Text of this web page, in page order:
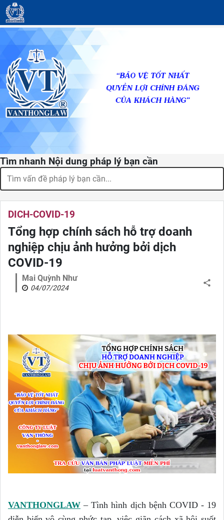
Tìm nhanh Nội dung pháp lý bạn cần
DICH-COVID-19
Tổng hợp chính sách hỗ trợ doanh
nghiệp chịu ảnh hưởng bởi dịch
COVID-19
Mai Quỳnh Như
04/07/2024
VANTHONGLAW – Tình hình dịch bệnh COVID - 19